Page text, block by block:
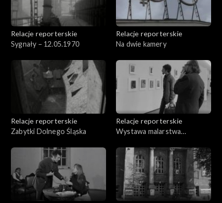
Relacje reporterskie
Sygnały – 12.05.1970
Relacje reporterskie
Na dwie kamery
Relacje reporterskie
Zabytki Dolnego Śląska
Relacje reporterskie
Wystawa malarstwa